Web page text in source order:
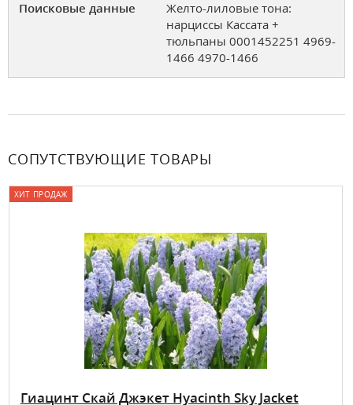
Поисковые данные
Желто-лиловые тона:
нарциссы Кассата +
тюльпаны 0001452251 4969-
1466 4970-1466
СОПУТСТВУЮЩИЕ ТОВАРЫ
ХИТ ПРОДАЖ
Гиацинт Скай Джэкет Hyacinth Sky Jacket